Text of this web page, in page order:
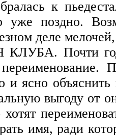
к
уже поздно.
деле
Почти год
и ясно
выгоду от
хотят
имя, ради